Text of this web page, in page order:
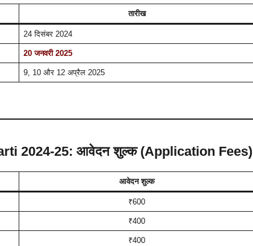
तारीख
24 दिसंबर 2024
20 जनवरी 2025
9, 10 और 12 अप्रैल 2025
2024-25: आवेदन शुल्क (Application Fees)
आवेदन शुल्क
₹600
₹400
₹400